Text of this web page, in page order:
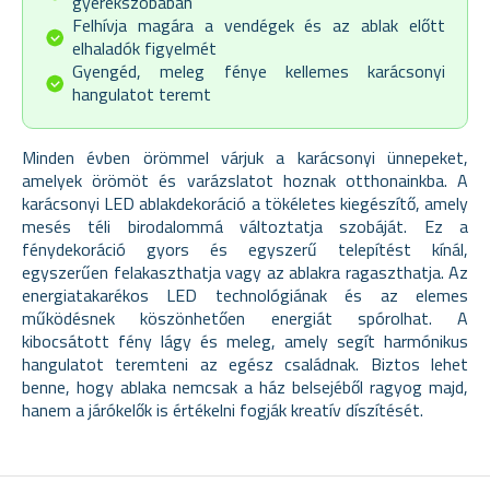
Felhívja magára a vendégek és az ablak előtt
elhaladók figyelmét
Gyengéd, meleg fénye kellemes karácsonyi
hangulatot teremt
Minden évben örömmel várjuk a karácsonyi ünnepeket,
amelyek örömöt és varázslatot hoznak otthonainkba. A
karácsonyi LED ablakdekoráció a tökéletes kiegészítő, amely
mesés téli birodalommá változtatja szobáját. Ez a
fénydekoráció gyors és egyszerű telepítést kínál,
egyszerűen felakaszthatja vagy az ablakra ragaszthatja. Az
energiatakarékos LED technológiának és az elemes
működésnek köszönhetően energiát spórolhat. A
kibocsátott fény lágy és meleg, amely segít harmónikus
hangulatot teremteni az egész családnak. Biztos lehet
benne, hogy ablaka nemcsak a ház belsejéből ragyog majd,
hanem a járókelők is értékelni fogják kreatív díszítését.